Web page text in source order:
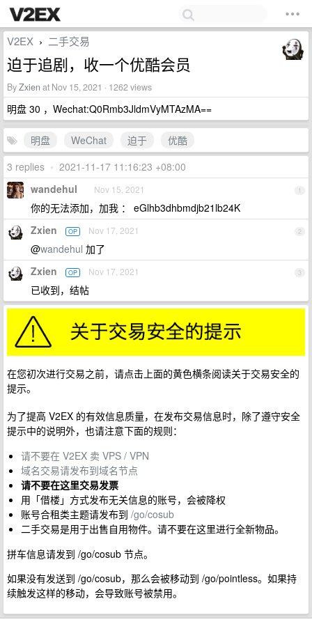
V2EX › 二手交易
迫于追剧，收一个优酷会员
ByZxien at Nov 15, 2021 · 1262 views
明盘 30 ，Wechat:Q0Rmb3JldmVyMTAzMA==
明盘 WeChat 迫于
优酷
3 replies • 2021-11-17 11:16:23 +08:00
1
wandehul Nov 15, 2021
你的无法添加，加我 ： eGlhb3dhbmdjb21lb24K
2
Zxien OP Nov 17, 2021
@wandehul 加了
3
Zxien OP Nov 17, 2021
已收到，结帖
在您初次进行交易之前，请点击上面的黄色横条阅读关于交易安全的
提示。
为了提高 V2EX 的有效信息质量，在发布交易信息时，除了遵守安全
提示中的说明外，也请注意下面的规则：
请不要在 V2EX 卖 VPS / VPN
域名交易请发布到域名节点
请不要在这里交易发票
用「借楼」方式发布无关信息的账号，会被降权
账号合租类主题请发布到 /go/cosub
二手交易是用于出售自用物件。请不要在这里进行全新物品。
拼车信息请发到 /go/cosub 节点。
如果没有发送到 /go/cosub，那么会被移动到 /go/pointless。如果持
续触发这样的移动，会导致账号被禁用。